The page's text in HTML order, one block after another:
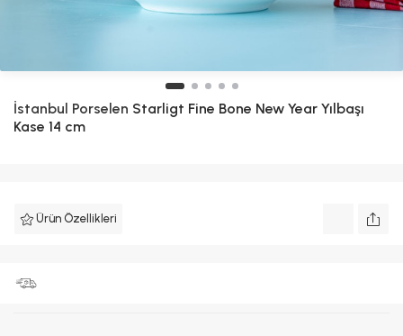
İstanbul Porselen Starligt Fine Bone New Year Yılbaşı
Kase 14 cm
Ürün Özellikleri